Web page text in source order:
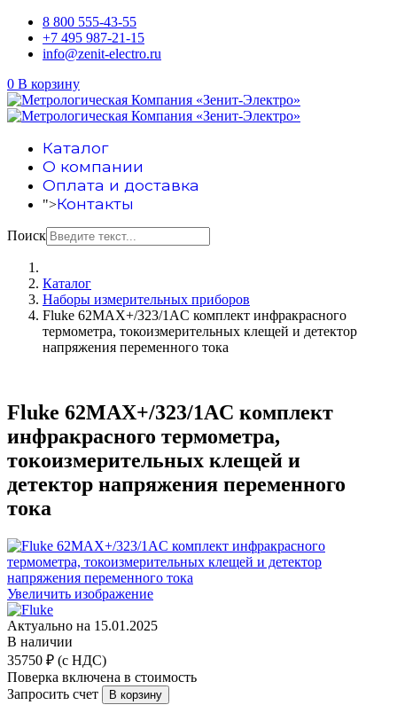
8 800 555-43-55
+7 495 987-21-15
info@zenit-electro.ru
0 В корзину
Каталог
О компании
Оплата и доставка
">Контакты
Поиск
Каталог
Наборы измерительных приборов
Fluke 62MAX+/323/1AC комплект инфракрасного
термометра, токоизмерительных клещей и детектор
напряжения переменного тока
Fluke 62MAX+/323/1AC комплект
инфракрасного термометра,
токоизмерительных клещей и
детектор напряжения переменного
тока
Увеличить изображение
Актуально на 15.01.2025
В наличии
35750 ₽ (с НДС)
Поверка включена в стоимость
Запросить счет